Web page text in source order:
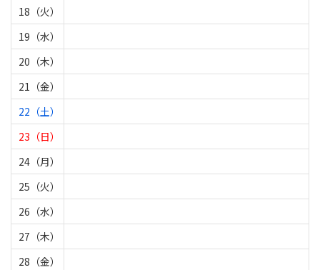
18（火）
19（水）
20（木）
21（金）
22（土）
23（日）
24（月）
25（火）
26（水）
27（木）
28（金）